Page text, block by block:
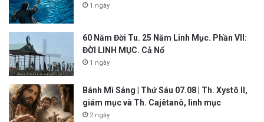
1 ngày
60 Năm Đời Tu. 25 Năm Linh Mục. Phần VII:
ĐỜI LINH MỤC. Cả Nổ
1 ngày
Bánh Mì Sáng | Thứ Sáu 07.08 | Th. Xystô II,
giám mục và Th. Cajêtanô, linh mục
2 ngày